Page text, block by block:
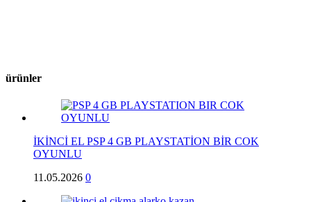
ürünler
İKİNCİ EL PSP 4 GB PLAYSTATİON BİR COK
OYUNLU
11.05.2026 0